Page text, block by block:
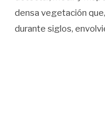
densa vegetación
durante siglos,